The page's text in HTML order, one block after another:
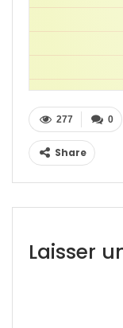
0
277
Share
Laisser